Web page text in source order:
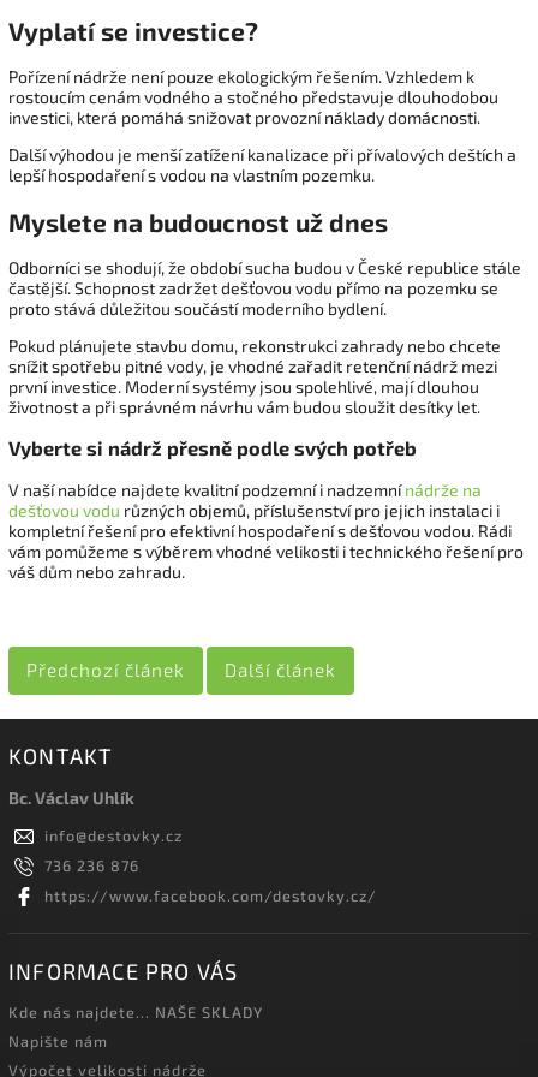
Vyplatí se investice?
Pořízení nádrže není pouze ekologickým řešením. Vzhledem k
rostoucím cenám vodného a stočného představuje dlouhodobou
investici, která pomáhá snižovat provozní náklady domácnosti.
Další výhodou je menší zatížení kanalizace při přívalových deštích a
lepší hospodaření s vodou na vlastním pozemku.
Myslete na budoucnost už dnes
Odborníci se shodují, že období sucha budou v České republice stále
častější. Schopnost zadržet dešťovou vodu přímo na pozemku se
proto stává důležitou součástí moderního bydlení.
Pokud plánujete stavbu domu, rekonstrukci zahrady nebo chcete
snížit spotřebu pitné vody, je vhodné zařadit retenční nádrž mezi
první investice. Moderní systémy jsou spolehlivé, mají dlouhou
životnost a při správném návrhu vám budou sloužit desítky let.
Vyberte si nádrž přesně podle svých potřeb
V naší nabídce najdete kvalitní podzemní i nadzemnínádrže na
dešťovou vodu různých objemů, příslušenství pro jejich instalaci i
kompletní řešení pro efektivní hospodaření s dešťovou vodou. Rádi
vám pomůžeme s výběrem vhodné velikosti i technického řešení pro
váš dům nebo zahradu.
Předchozí článek Další článek
KONTAKT
Bc. Václav Uhlík
info@destovky.cz
736 236 876
https://www.facebook.com/destovky.cz/
INFORMACE PRO VÁS
Kde nás najdete... NAŠE SKLADY
Napište nám
Výpočet velikosti nádrže